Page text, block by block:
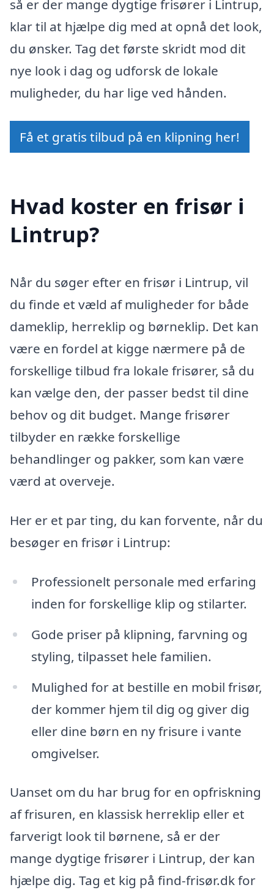
så er der mange dygtige frisører i Lintrup,
klar til at hjælpe dig med at opnå det look,
du ønsker. Tag det første skridt mod dit
nye look i dag og udforsk de lokale
muligheder, du har lige ved hånden.
Få et gratis tilbud på en klipning her!
Hvad koster en frisør i
Lintrup?
Når du søger efter en frisør i Lintrup, vil
du finde et væld af muligheder for både
dameklip, herreklip og børneklip. Det kan
være en fordel at kigge nærmere på de
forskellige tilbud fra lokale frisører, så du
kan vælge den, der passer bedst til dine
behov og dit budget. Mange frisører
tilbyder en række forskellige
behandlinger og pakker, som kan være
værd at overveje.
Her er et par ting, du kan forvente, når du
besøger en frisør i Lintrup:
Professionelt personale med erfaring
inden for forskellige klip og stilarter.
Gode priser på klipning, farvning og
styling, tilpasset hele familien.
Mulighed for at bestille en mobil frisør,
der kommer hjem til dig og giver dig
eller dine børn en ny frisure i vante
omgivelser.
Uanset om du har brug for en opfriskning
af frisuren, en klassisk herreklip eller et
farverigt look til børnene, så er der
mange dygtige frisører i Lintrup, der kan
hjælpe dig. Tag et kig på find-frisør.dk for